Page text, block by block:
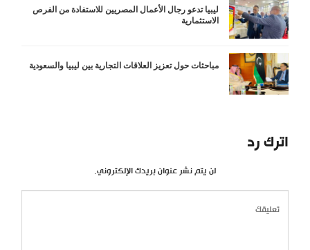
ليبيا تدعو رجال الأعمال المصريين للاستفادة من الفرص
الاستثمارية
مباحثات حول تعزيز العلاقات التجارية بين ليبيا والسعودية
اترك رد
لن يتم نشر عنوان بريدك الإلكتروني.